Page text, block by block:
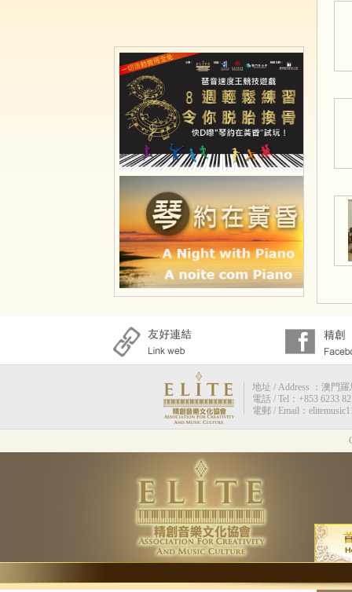
地址 / Address ：澳門
電話 / Tel：+853 6233
電郵 / Email：